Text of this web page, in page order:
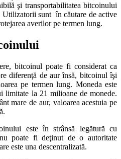
şi transportabilitatea bitcoinului
Utilizatorii sunt în căutare de active
averilor pe termen lung.
bitcoinul poate fi considerat ca
diferenţă de aur însă, bitcoinul îşi
pe termen lung. Moneda este
limitate la 21 milioane de monede.
mare de aur, valoarea acestuia pe
este în strânsă legătură cu
poate fi deţinut de o autoritate
este una descentralizată.